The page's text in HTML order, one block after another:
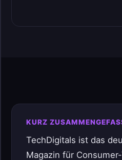
KURZ
TechDigitals ist das
Magazin für